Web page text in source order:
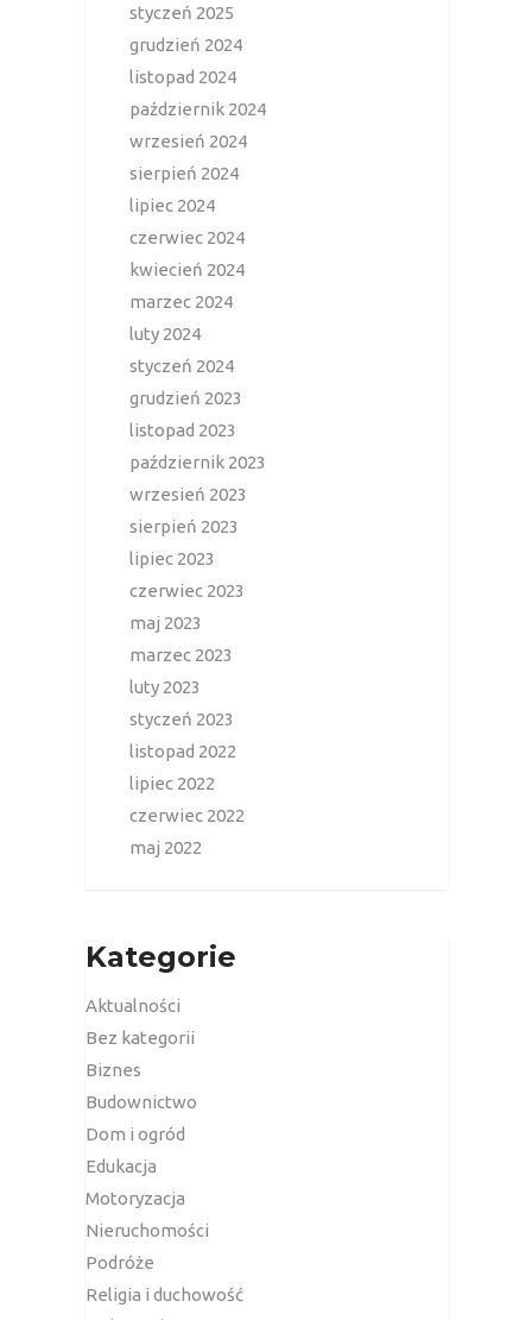
styczeń 2025
grudzień 2024
listopad 2024
październik 2024
wrzesień 2024
sierpień 2024
lipiec 2024
czerwiec 2024
kwiecień 2024
marzec 2024
luty 2024
styczeń 2024
grudzień 2023
listopad 2023
październik 2023
wrzesień 2023
sierpień 2023
lipiec 2023
czerwiec 2023
maj 2023
marzec 2023
luty 2023
styczeń 2023
listopad 2022
lipiec 2022
czerwiec 2022
maj 2022
Kategorie
Aktualności
Bez kategorii
Biznes
Budownictwo
Dom i ogród
Edukacja
Motoryzacja
Nieruchomości
Podróże
Religia i duchowość